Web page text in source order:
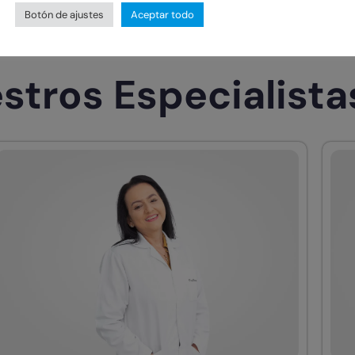
Botón de ajustes Aceptar todo